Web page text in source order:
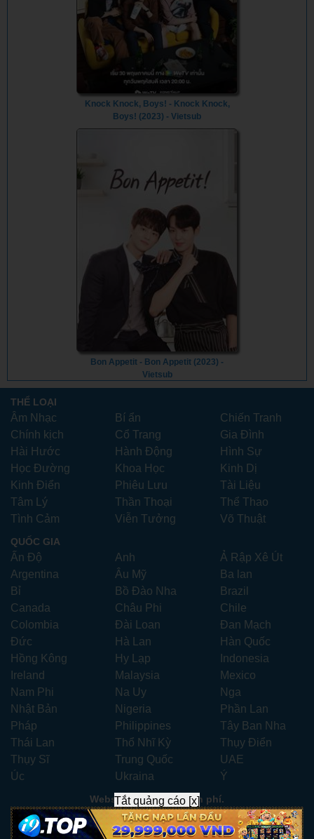
Knock Knock, Boys! - Knock Knock,
Boys! (2023) - Vietsub
Bon Appetit - Bon Appetit (2023) -
Vietsub
THỂ LOẠI
Âm Nhạc Bí ẩn
Chiến Tranh
Chính kịch
Cổ Trang
Gia Đình
Hài Hước
Hành Động
Hình Sự
Học Đường
Khoa Học
Kinh Dị
Kinh Điển
Phiêu Lưu
Tài Liệu
Tâm Lý
Thần Thoại
Thể Thao
Tình Cảm
Viễn Tưởng Võ Thuật
QUỐC GIA
Ấn Độ Anh
Ả Rập Xê Út
Argentina
Âu Mỹ
Ba lan
Bỉ
Bồ Đào Nha
Brazil
Canada
Châu Phi
Chile
Colombia
Đài Loan
Đan Mạch
Đức
Hà Lan
Hàn Quốc
Hồng Kông
Hy Lạp
Indonesia
Ireland
Malaysia
Mexico
Nam Phi
Na Uy
Nga
Nhật Bản
Nigeria
Phần Lan
Pháp
Philippines
Tây Ban Nha
Thái Lan
Thổ Nhĩ Kỳ
Thụy Điển
Thụy Sĩ
Trung Quốc
UAE
Úc
Ukraina Ý
Website xem phim miễn phí.
Liên hệ:xemphimhay247.com@gmail.com
- Telegram:
ad247
Tắt quảng cáo [x]